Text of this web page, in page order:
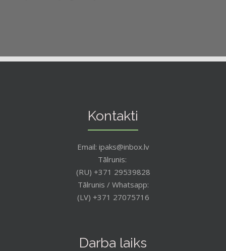
Kontakti
Email: ipaks@inbox.lv
Tālrunis:
(RU) +371 29539828
Tālrunis / Whatsapp:
(LV) +371 27075716
Darba laiks